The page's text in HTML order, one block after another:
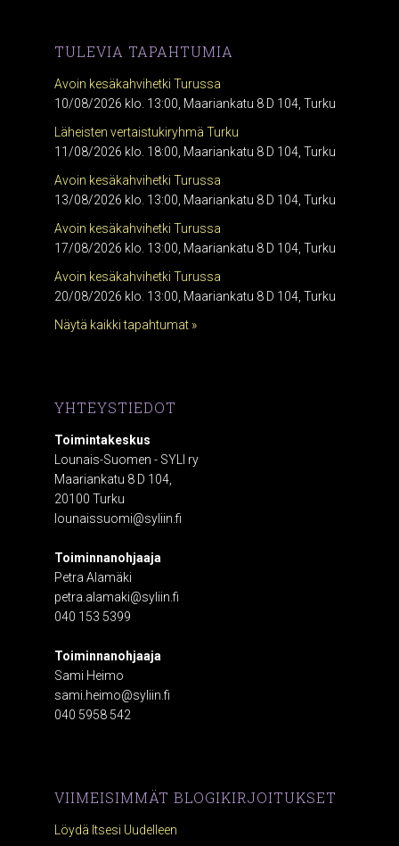
TULEVIA TAPAHTUMIA
Avoin kesäkahvihetki Turussa
10/08/2026 klo. 13:00, Maariankatu 8 D 104, Turku
Läheisten vertaistukiryhmä Turku
11/08/2026 klo. 18:00, Maariankatu 8 D 104, Turku
Avoin kesäkahvihetki Turussa
13/08/2026 klo. 13:00, Maariankatu 8 D 104, Turku
Avoin kesäkahvihetki Turussa
17/08/2026 klo. 13:00, Maariankatu 8 D 104, Turku
Avoin kesäkahvihetki Turussa
20/08/2026 klo. 13:00, Maariankatu 8 D 104, Turku
Näytä kaikki tapahtumat »
YHTEYSTIEDOT
Toimintakeskus
Lounais-Suomen - SYLI ry
Maariankatu 8 D 104,
20100 Turku
lounaissuomi@syliin.fi
Toiminnanohjaaja
Petra Alamäki
petra.alamaki@syliin.fi
040 153 5399
Toiminnanohjaaja
Sami Heimo
sami.heimo@syliin.fi
040 5958 542
VIIMEISIMMÄT BLOGIKIRJOITUKSET
Löydä Itsesi Uudelleen